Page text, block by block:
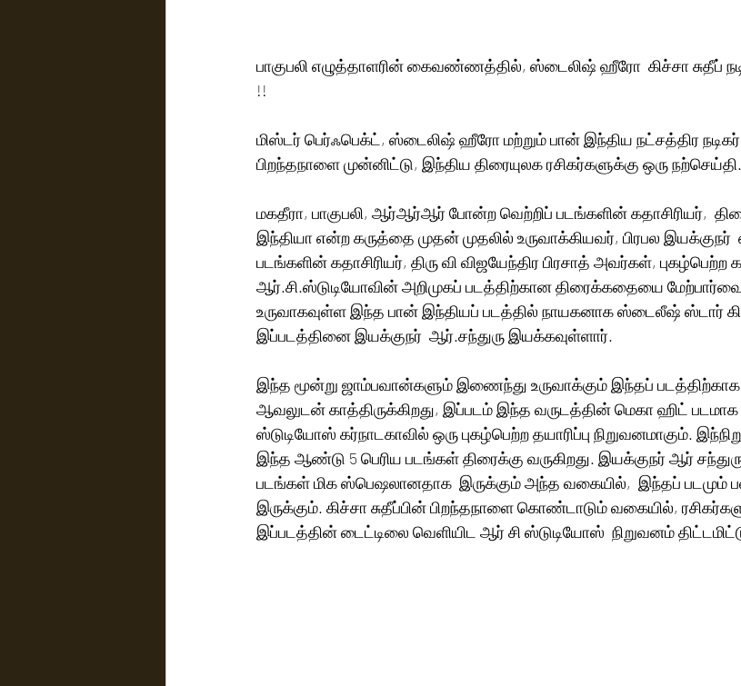
பாகுபலி எழுத்தாளரின் கைவண்ணத்தில், ஸ்டைலிஷ் ஹீரோ  கிச்சா சுதீப்
!!
மிஸ்டர் பெர்ஃபெக்ட், ஸ்டைலிஷ் ஹீரோ மற்றும் பான் இந்திய நட்சத்திர நடிகர்
பிறந்தநாளை முன்னிட்டு, இந்திய திரையுலக ரசிகர்களுக்கு ஒரு நற்செய்தி.
மகதீரா, பாகுபலி, ஆர்ஆர்ஆர் போன்ற வெற்றிப் படங்களின் கதாசிரியர்,
இந்தியா என்ற கருத்தை முதன் முதலில் உருவாக்கியவர், பிரபல
படங்களின் கதாசிரியர், திரு வி விஜயேந்திர பிரசாத் அவர்கள்,
ஆர்.சி.ஸ்டுடியோவின் அறிமுகப் படத்திற்கான திரைக்கதையை
உருவாகவுள்ள இந்த பான் இந்தியப் படத்தில் நாயகனாக ஸ்டைலீஷ் ஸ்டார்
இப்படத்தினை இயக்குநர்  ஆர்.சந்துரு இயக்கவுள்ளார்.
இந்த மூன்று ஜாம்பவான்களும் இணைந்து உருவாக்கும் இந்தப்
ஆவலுடன் காத்திருக்கிறது, இப்படம் இந்த வருடத்தின் மெகா ஹிட்
ஸ்டுடியோஸ் கர்நாடகாவில் ஒரு புகழ்பெற்ற தயாரிப்பு நிறுவனமாகும்.
இந்த ஆண்டு 5 பெரிய படங்கள் திரைக்கு வருகிறது. இயக்குநர் ஆர்
படங்கள் மிக ஸ்பெஷலானதாக  இருக்கும் அந்த வகையில்,  இந்தப் படமும்
இருக்கும். கிச்சா சுதீப்பின் பிறந்தநாளை கொண்டாடும் வகையில்,
இப்படத்தின் டைட்டிலை வெளியிட ஆர் சி ஸ்டுடியோஸ்  நிறுவனம்